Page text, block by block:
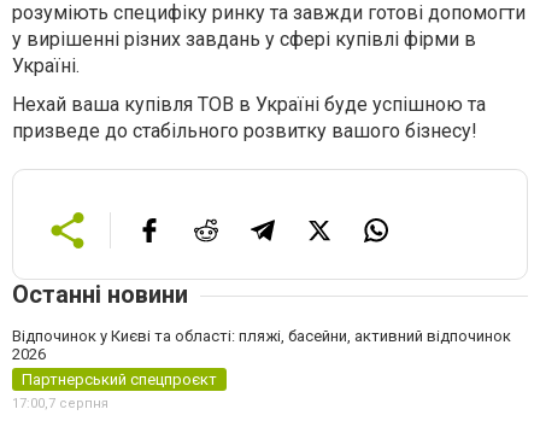
розуміють специфіку ринку та завжди готові допомогти
у вирішенні різних завдань у сфері купівлі фірми в
Україні.
Нехай ваша купівля ТОВ в Україні буде успішною та
призведе до стабільного розвитку вашого бізнесу!
Останні новини
Відпочинок у Києві та області: пляжі, басейни, активний відпочинок
2026
Партнерський спецпроєкт
17:00,7 серпня